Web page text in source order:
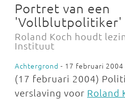
Portret van een
'Vollblutpolitiker'
Roland Koch houdt
Instituut
Achtergrond - 17 februari 2004
(17 februari 2004)
verslaving voor Roland